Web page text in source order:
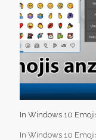
In Windows 10
In Windows 10